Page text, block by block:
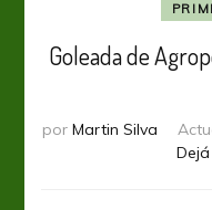
Goleada de
por Martin Silva